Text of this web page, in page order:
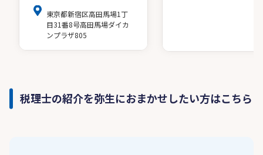
東京都新宿区高田馬場1丁
目31番8号高田馬場ダイカ
ンプラザ805
税理士の紹介を弥生におまかせしたい方はこちら